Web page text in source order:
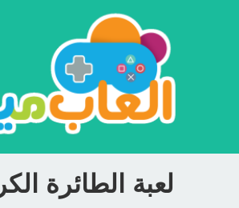
لعبة الطائرة